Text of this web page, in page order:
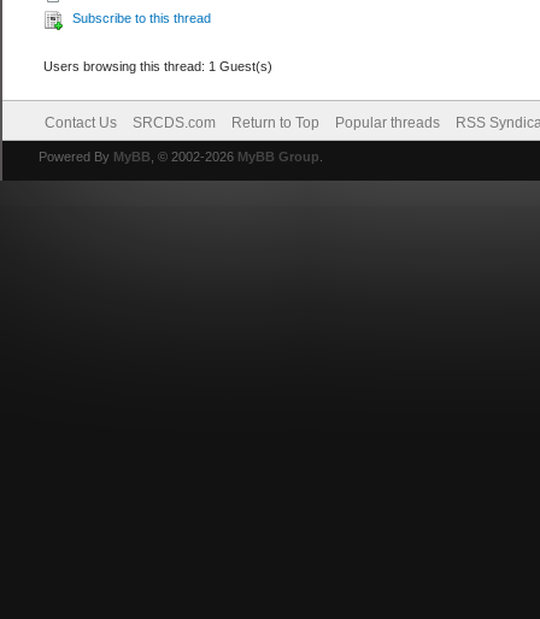
Subscribe to this thread
Users browsing this thread: 1 Guest(s)
Contact Us SRCDS.com Return to Top Popular threads RSS
Powered By MyBB , © 2002-2026 MyBB Group